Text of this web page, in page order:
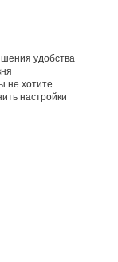
удобства
не хотите
настройки